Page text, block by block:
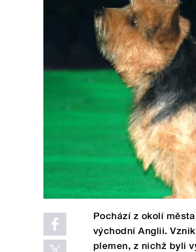
Pochází z okolí
východní Anglii.
plemen, z nichž byli